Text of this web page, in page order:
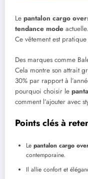
Le pantalon cargo
tendance mode
Ce vêtement est
Des marques comme
Cela montre son attrait
30% par rapport à
pourquoi choisir le
comment l’ajouter avec
Points clés à
Le pantalon cargo
contemporaine.
Il allie confort et